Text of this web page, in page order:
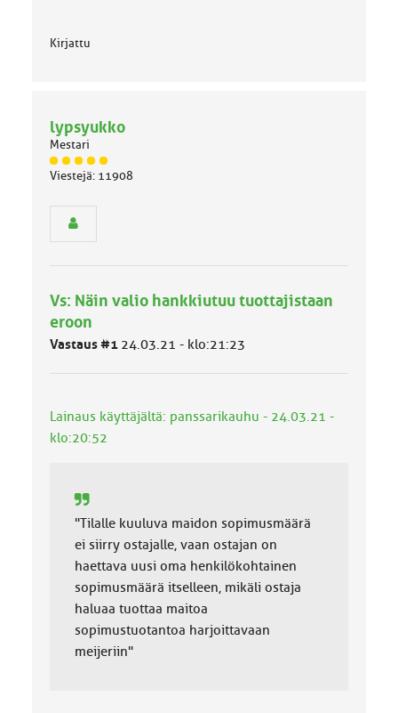
Kirjattu
lypsyukko
Mestari
J
ä
m
ä
u
a
:
Viestejä: 11908
Vs: Näin valio hankkiutuu tuottajistaan
eroon
Vastaus #1 24.03.21 - klo:21:23
Lainaus käyttäjältä: panssarikauhu - 24.03.21 -
klo:20:52
"Tilalle kuuluva maidon sopimusmäärä
ei siirry ostajalle, vaan ostajan on
haettava uusi oma henkilökohtainen
sopimusmäärä itselleen, mikäli ostaja
haluaa tuottaa maitoa
sopimustuotantoa harjoittavaan
meijeriin"